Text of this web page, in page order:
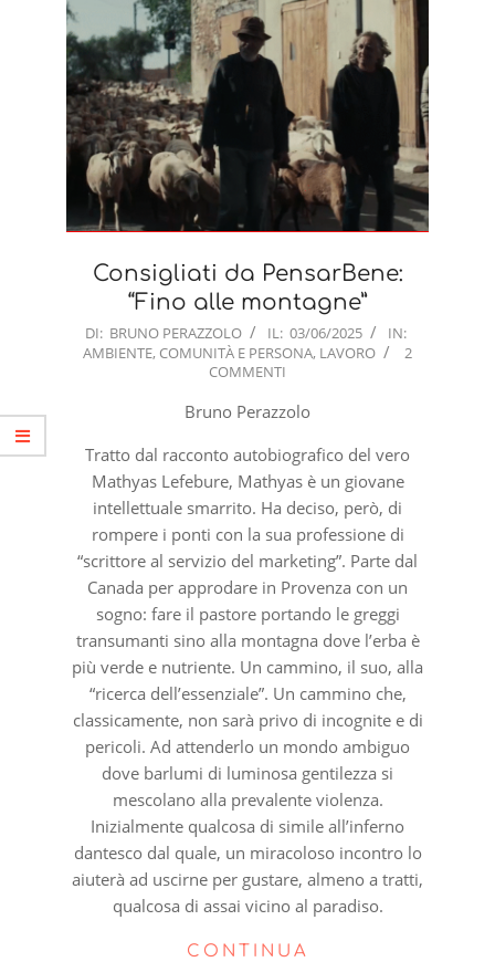
Consigliati da PensarBene:
“Fino alle montagne”
2025-
06-
DI: BRUNO PERAZZOLO IL: 03/06/2025
IN:
AMBIENTE, COMUNITÀ E PERSONA, LAVORO
2
COMMENTI
Bruno Perazzolo
Tratto dal racconto autobiografico del vero
Mathyas Lefebure, Mathyas è un giovane
intellettuale smarrito. Ha deciso, però, di
rompere i ponti con la sua professione di
“scrittore al servizio del marketing”. Parte dal
Canada per approdare in Provenza con un
sogno: fare il pastore portando le greggi
transumanti sino alla montagna dove l’erba è
più verde e nutriente. Un cammino, il suo, alla
“ricerca dell’essenziale”. Un cammino che,
classicamente, non sarà privo di incognite e di
pericoli. Ad attenderlo un mondo ambiguo
dove barlumi di luminosa gentilezza si
mescolano alla prevalente violenza.
Inizialmente qualcosa di simile all’inferno
dantesco dal quale, un miracoloso incontro lo
aiuterà ad uscirne per gustare, almeno a tratti,
qualcosa di assai vicino al paradiso.
CONTINUA